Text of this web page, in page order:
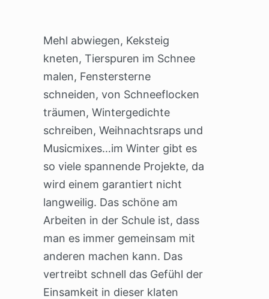
Mehl abwiegen, Keksteig
kneten, Tierspuren im Schnee
malen, Fenstersterne
schneiden, von Schneeflocken
träumen, Wintergedichte
schreiben, Weihnachtsraps und
Musicmixes…im Winter gibt es
so viele spannende Projekte, da
wird einem garantiert nicht
langweilig. Das schöne am
Arbeiten in der Schule ist, dass
man es immer gemeinsam mit
anderen machen kann. Das
vertreibt schnell das Gefühl der
Einsamkeit in dieser klaten